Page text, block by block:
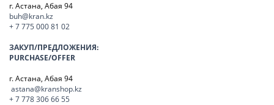
г. Астана, Абая 94
buh@kran.kz
+ 7 775 000 81 02
ЗАКУП/ПРЕДЛОЖЕНИЯ:
PURCHASE/OFFER
г. Астана, Абая 94
astana@kranshop.kz
+ 7 778 306 66 55